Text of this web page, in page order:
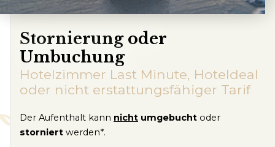
Stornierung oder
Umbuchung
Hotelzimmer Last Minute, Hoteldeal
oder nicht erstattungsfähiger Tarif
Der Aufenthalt kann nicht umgebucht oder
storniert werden*.